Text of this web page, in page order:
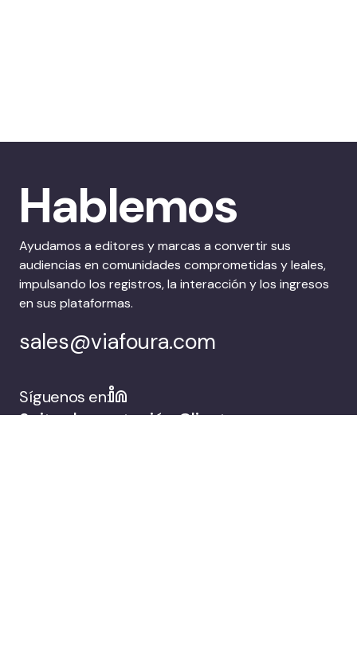
Hablemos
Ayudamos a editores y marcas a convertir sus
audiencias en comunidades comprometidas y leales,
impulsando los registros, la interacción y los ingresos
en sus plataformas.
sales@viafoura.com
Síguenos en:
Suite de captación Clientes